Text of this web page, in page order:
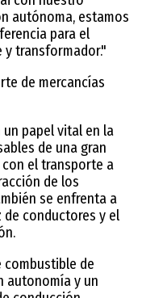
autónoma, estamos
para el
transformador."
de mercancías
papel vital en la
de una gran
el transporte a
de los
se enfrenta a
conductores y el
combustible de
autonomía y un